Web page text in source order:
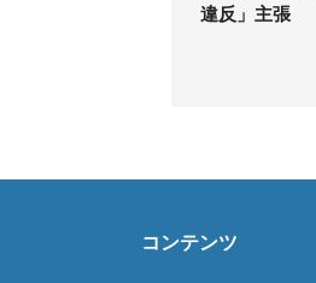
違反」主張
コンテンツ